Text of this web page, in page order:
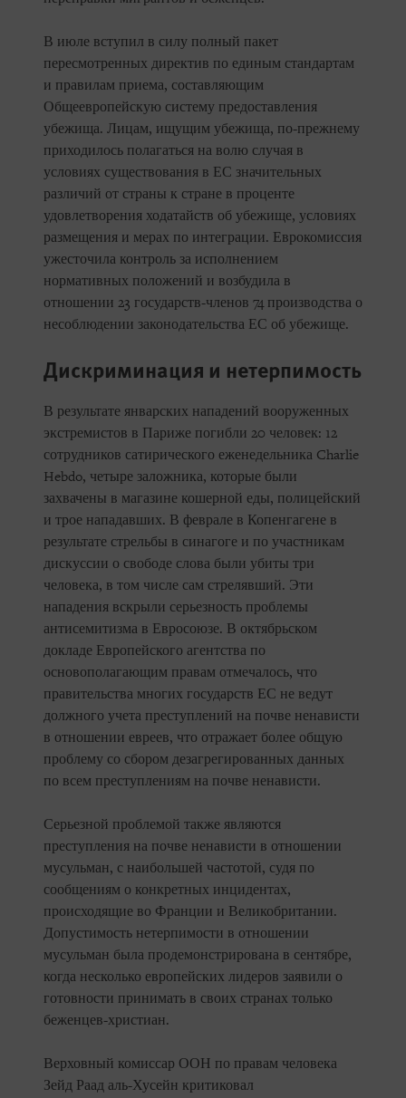
В июле вступил в силу полный пакет
пересмотренных директив по единым стандартам
и правилам приема, составляющим
Общеевропейскую систему предоставления
убежища. Лицам, ищущим убежища, по-прежнему
приходилось полагаться на волю случая в
условиях существования в ЕС значительных
различий от страны к стране в проценте
удовлетворения ходатайств об убежище, условиях
размещения и мерах по интеграции. Еврокомиссия
ужесточила контроль за исполнением
нормативных положений и возбудила в
отношении 23 государств-членов 74 производства о
несоблюдении законодательства ЕС об убежище.
Дискриминация и нетерпимость
В результате январских нападений вооруженных
экстремистов в Париже погибли 20 человек: 12
сотрудников сатирического еженедельника Charlie
Hebdo, четыре заложника, которые были
захвачены в магазине кошерной еды, полицейский
и трое нападавших. В феврале в Копенгагене в
результате стрельбы в синагоге и по участникам
дискуссии о свободе слова были убиты три
человека, в том числе сам стрелявший. Эти
нападения вскрыли серьезность проблемы
антисемитизма в Евросоюзе. В октябрьском
докладе Европейского агентства по
основополагающим правам отмечалось, что
правительства многих государств ЕС не ведут
должного учета преступлений на почве ненависти
в отношении евреев, что отражает более общую
проблему со сбором дезагрегированных данных
по всем преступлениям на почве ненависти.
Серьезной проблемой также являются
преступления на почве ненависти в отношении
мусульман, с наибольшей частотой, судя по
сообщениям о конкретных инцидентах,
происходящие во Франции и Великобритании.
Допустимость нетерпимости в отношении
мусульман была продемонстрирована в сентябре,
когда несколько европейских лидеров заявили о
готовности принимать в своих странах только
беженцев-христиан.
Верховный комиссар ООН по правам человека
Зейд Раад аль-Хусейн критиковал